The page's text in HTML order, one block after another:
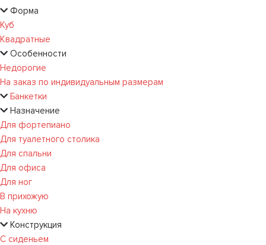
Форма
Куб
Квадратные
Особенности
Недорогие
На заказ по индивидуальным размерам
Банкетки
Назначение
Для фортепиано
Для туалетного столика
Для спальни
Для офиса
Для ног
В прихожую
На кухню
Конструкция
С сиденьем